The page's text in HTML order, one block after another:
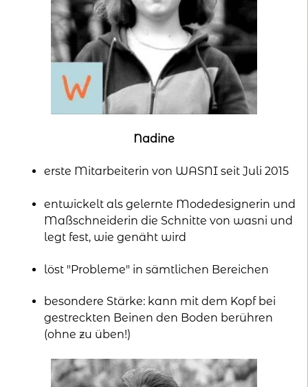
Nadine
erste Mitarbeiterin von WASNI seit Juli 2015
entwickelt als gelernte Modedesignerin und
Maßschneiderin die Schnitte von wasni und
legt fest, wie genäht wird
löst "Probleme" in sämtlichen Bereichen
besondere Stärke: kann mit dem Kopf bei
gestreckten Beinen den Boden berühren
(ohne zu üben!)